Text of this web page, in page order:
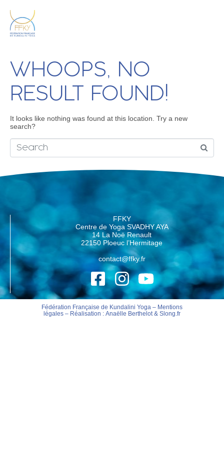
WHOOPS, NO
RESULT FOUND!
It looks like nothing was found at this location. Try a new
search?
FFKY
Centre de Yoga SVADHY AYA
14 La Noë Renault
22150 Ploeuc l’Hermitage
contact@ffky.fr
Fédération Française de Kundalini Yoga – Mentions
légales– Réalisation : Anaëlle Berthelot& Slong.fr